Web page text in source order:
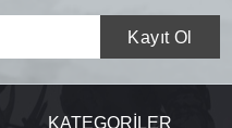
KATEGORİLER